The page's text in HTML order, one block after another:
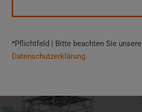
*Pflichtfeld | Bitte beachten Sie unsere
Datenschutzerklärung.